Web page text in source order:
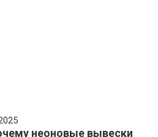
неоновые вывески